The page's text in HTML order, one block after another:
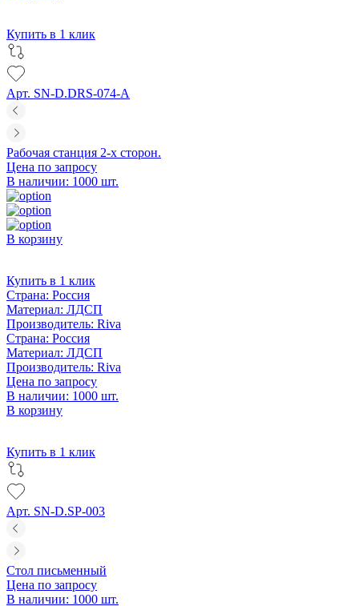
Купить в 1 клик
Арт. SN-D.DRS-074-A
Рабочая станция 2-х сторон.
Цена по запросу
В наличии: 1000 шт.
В корзину
Купить в 1 клик
Страна: Россия
Материал: ЛДСП
Производитель: Riva
Страна: Россия
Материал: ЛДСП
Производитель: Riva
Цена по запросу
В наличии: 1000 шт.
В корзину
Купить в 1 клик
Арт. SN-D.SP-003
Стол письменный
Цена по запросу
В наличии: 1000 шт.